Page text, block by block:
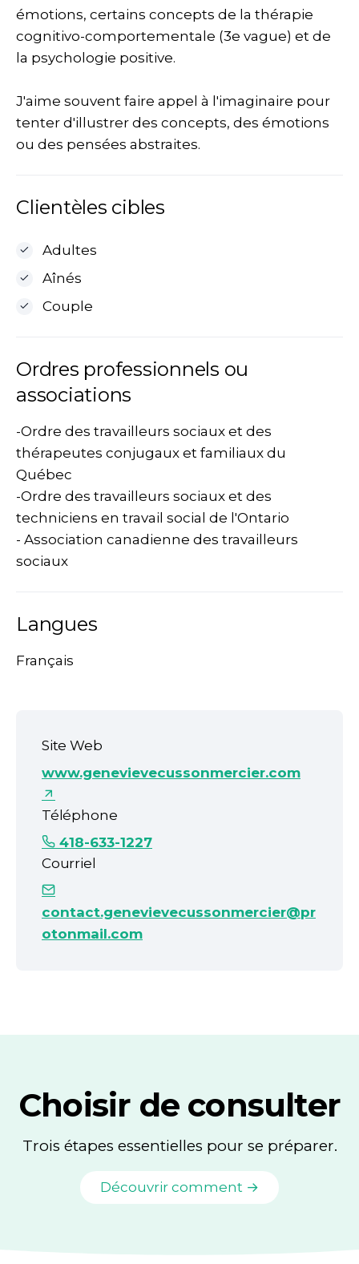
émotions, certains concepts de la thérapie
cognitivo-comportementale (3e vague) et de
la psychologie positive.
J'aime souvent faire appel à l'imaginaire pour
tenter d'illustrer des concepts, des émotions
ou des pensées abstraites.
Clientèles cibles
Adultes
Aînés
Couple
Ordres professionnels ou
associations
-Ordre des travailleurs sociaux et des
thérapeutes conjugaux et familiaux du
Québec
-Ordre des travailleurs sociaux et des
techniciens en travail social de l'Ontario
- Association canadienne des travailleurs
sociaux
Langues
Français
Site Web
www.genevievecussonmercier.com
Téléphone
418-633-1227
Courriel
contact.genevievecussonmercier@pr
otonmail.com
Choisir de consulter
Trois étapes essentielles pour se préparer.
Découvrir comment →